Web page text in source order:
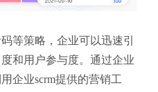
等策略，企业可以迅速引
和用户参与度。通过企业
企业scrm提供的营销工